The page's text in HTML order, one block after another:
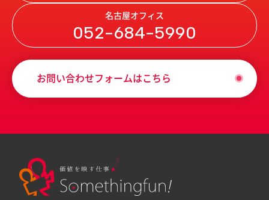
名古屋オフィス
052-684-5990
お問い合わせフォームはこちら